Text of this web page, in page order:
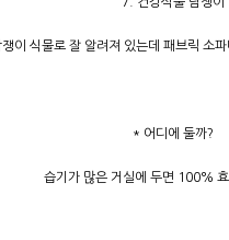
이 식물로 잘 알려져 있는데 패브릭 소
* 어디에 둘까?
습기가 많은 거실에 두면 100% 효